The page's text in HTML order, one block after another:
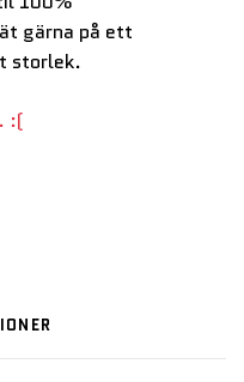
gärna på ett
storlek.
:(